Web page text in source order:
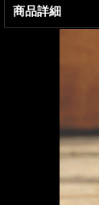
商品詳細